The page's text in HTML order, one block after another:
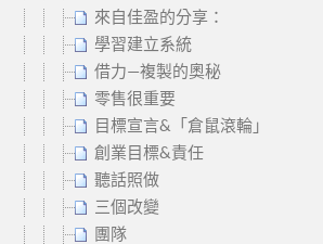
來自佳盈的分享：
學習建立系統
借力—複製的奧秘
零售很重要
目標宣言&「倉鼠滾輪」
創業目標&責任
聽話照做
三個改變
團隊